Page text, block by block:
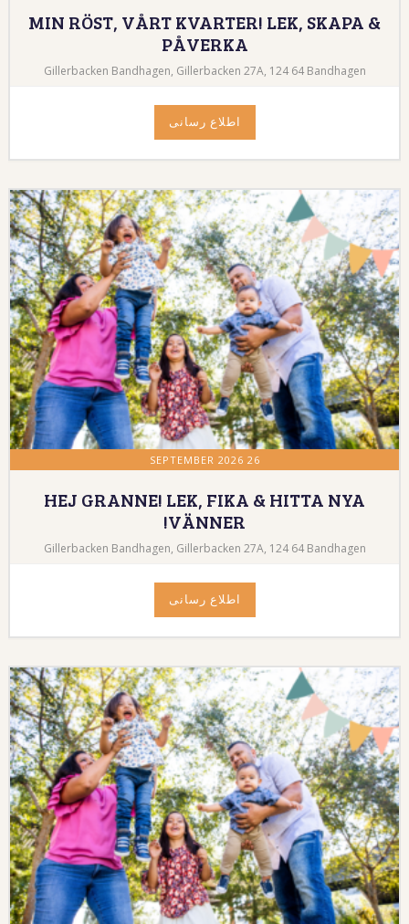
MIN RÖST, VÅRT KVARTER! LEK, SKAPA &
PÅVERKA
Gillerbacken Bandhagen, Gillerbacken 27A, 124 64 Bandhagen
اطلاع رسانی
26 SEPTEMBER 2026
HEJ GRANNE! LEK, FIKA & HITTA NYA
VÄNNER!
Gillerbacken Bandhagen, Gillerbacken 27A, 124 64 Bandhagen
اطلاع رسانی